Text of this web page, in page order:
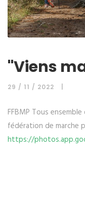
"Viens
29 / 11 / 2022
FFBMP Tous
fédération de marche
https://